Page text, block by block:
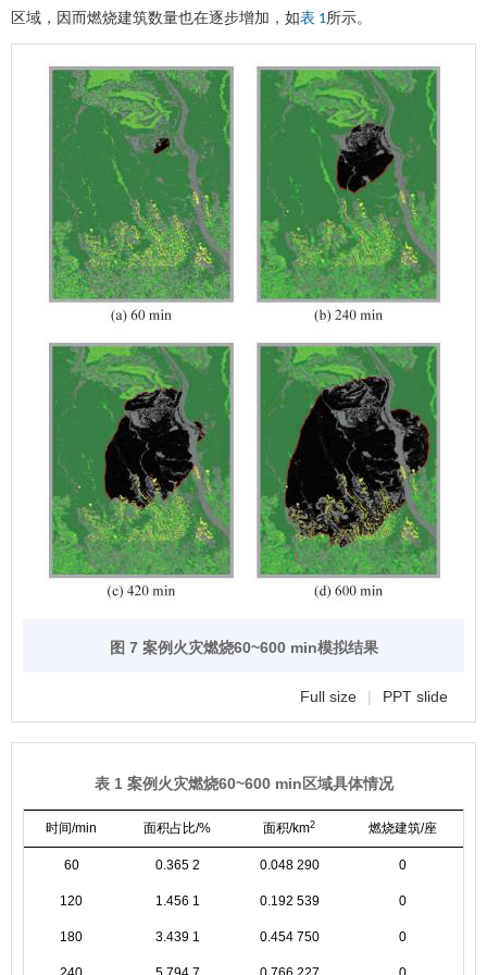
区域，因而燃烧建筑数量也在逐步增加，如表 1所示。
图 7 案例火灾燃烧60~600 min模拟结果
Full size | PPT slide
表 1 案例火灾燃烧60~600 min区域具体情况
时间/min 面积占比/% 面积/km2 燃烧建筑/座
60 0.365 2 0.048 290 0
120 1.456 1 0.192 539 0
180 3.439 1 0.454 750 0